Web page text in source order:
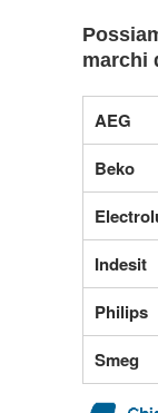
marchi
AEG
Beko
Indesit
Philips
Smeg